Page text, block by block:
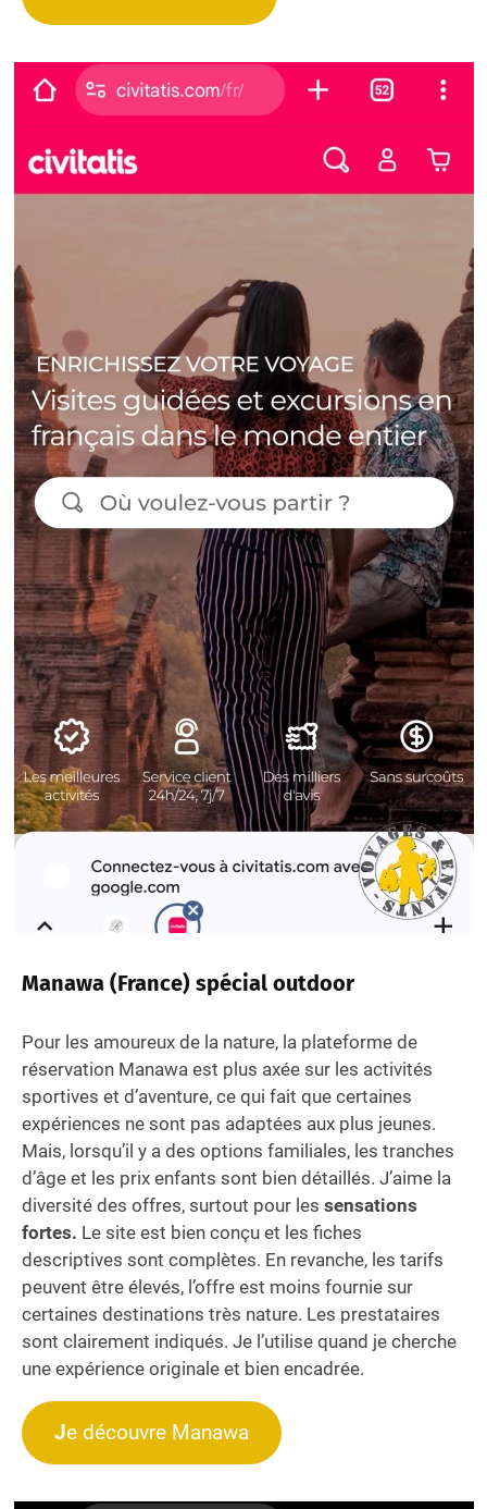
Manawa (France) spécial outdoor
Pour les amoureux de la nature, la plateforme de
réservation Manawa est plus axée sur les activités
sportives et d’aventure, ce qui fait que certaines
expériences ne sont pas adaptées aux plus jeunes.
Mais, lorsqu’il y a des options familiales, les tranches
d’âge et les prix enfants sont bien détaillés. J’aime la
diversité des offres, surtout pour les sensations
fortes. Le site est bien conçu et les fiches
descriptives sont complètes. En revanche, les tarifs
peuvent être élevés, l’offre est moins fournie sur
certaines destinations très nature. Les prestataires
sont clairement indiqués. Je l’utilise quand je cherche
une expérience originale et bien encadrée.
Je découvre Manawa